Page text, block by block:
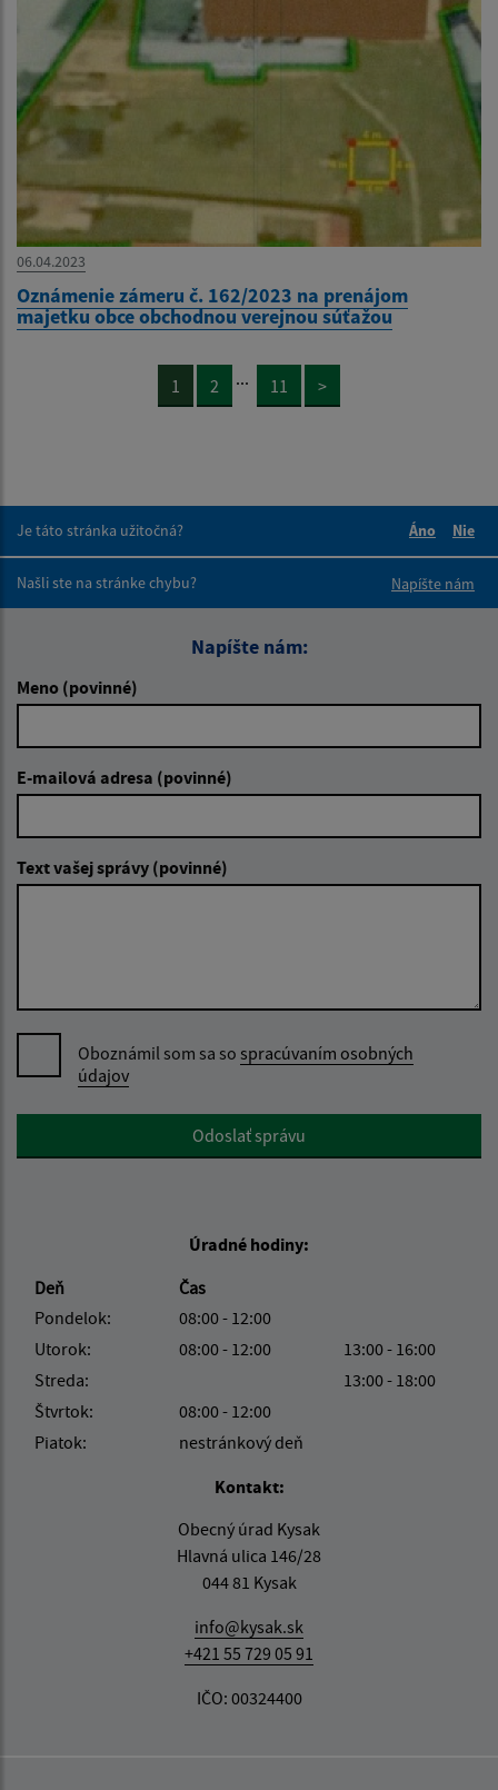
06.04.2023
Oznámenie zámeru č. 162/2023 na prenájom
majetku obce obchodnou verejnou súťažou
1 2 ... 11 >
Je táto stránka užitočná?
Áno
Nie
Našli ste na stránke chybu?
Napíšte nám
Napíšte nám:
Meno (povinné)
E-mailová adresa (povinné)
Text vašej správy (povinné)
Oboznámil som sa so spracúvaním osobných
údajov
Google reCaptcha ResponseOdoslať správu
Úradné hodiny:
Deň
Čas
Pondelok:
08:00 - 12:00
Utorok:
08:00 - 12:00
13:00 - 16:00
Streda:
13:00 - 18:00
Štvrtok:
08:00 - 12:00
Piatok:
nestránkový deň
Kontakt:
Obecný úrad Kysak
Hlavná ulica 146/28
044 81 Kysak
info@kysak.sk
+421 55 729 05 91
IČO: 00324400